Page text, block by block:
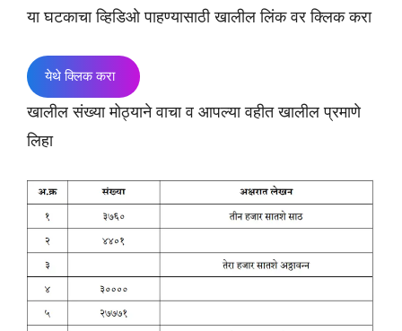
या घटकाचा व्हिडिओ पाहण्यासाठी खालील लिंक वर क्लिक करा
येथे क्लिक करा
खालील संख्या मोठ्याने वाचा व आपल्या वहीत खालील प्रमाणे
लिहा